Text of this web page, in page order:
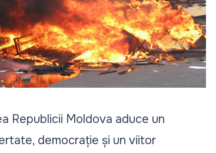
Republicii Moldova aduce un
democrație și un viitor